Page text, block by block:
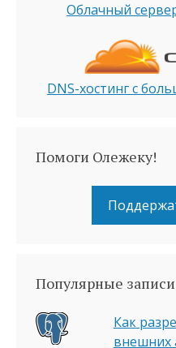
Облачный
DNS-хостинг с
Помоги Олежеку!
Популярные
Как
внешних